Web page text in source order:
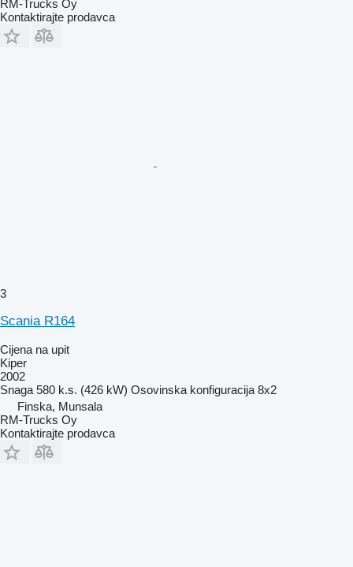
RM-Trucks Oy
Kontaktirajte prodavca
3
Scania R164
Cijena na upit
Kiper
2002
Snaga 580 k.s. (426 kW) Osovinska konfiguracija 8x2
Finska, Munsala
RM-Trucks Oy
Kontaktirajte prodavca